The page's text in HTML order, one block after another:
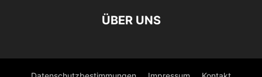
ÜBER UNS